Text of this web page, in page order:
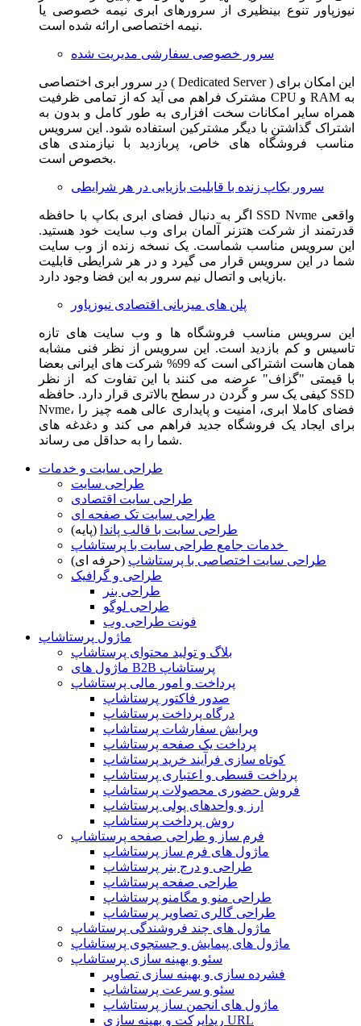
نیوزپاور تنوع بینظیری از سرورهای ابری نیمه خصوصی یا
نیمه اختصاصی ارائه شده است.
سرور خصوصی سفارشی مدیریت شده
در سرور ابری اختصاصی ( Dedicated Server ) این امکان برای
مشترک فراهم می آید که از تمامی ظرفیت CPU و RAM به
همراه سایر امکانات سخت افزاری به طور کامل و بدون به
اشتراک گذاشتن با دیگر مشترکین استفاده شود. این سرویس
مناسب فروشگاه های خاص، پربازدید با نیازمندی های
بخصوص است.
سرور بکاپ زنده با قابلیت بازیابی در هر شرایطی
اگر به دنبال فضای ابری بکاپ با حافظه SSD Nvme واقعی
قدرتمند از شرکت هتزنر آلمان برای وب سایت خود هستید.
این سرویس مناسب شماست. یک نسخه زنده از وب سایت
شما در این سرویس قرار می گیرد و در هر شرایطی قابلیت
بازیابی و اتصال نیم سرور به این فضا وجود دارد.
پلن های میزبانی اقتصادی نیوزپاور
این سرویس مناسب فروشگاه ها و وب سایت های تازه
تاسیس و کم بازدید است. این سرویس از نظر فنی مشابه
همان هاست اشتراکی است که 99% شرکت های ایرانی بعضا
با قیمتی "گزاف" عرضه می کنند با این تفاوت که از نظر
کیفی یک سر و گردن در سطح بالاتری قرار دارد. حافظه SSD
Nvme، فضای کاملا ابری، امنیت و پایداری عالی همه چیز را
برای ایجاد یک فروشگاه جدید فراهم می کند و دغدغه های
شما را به حداقل می رساند.
طراحی سایت و خدمات
طراحی سایت
طراحی سایت اقتصادی
طراحی سایت تک صفحه ای
طراحی سایت با قالب پاندا (پایه)
طراحی سایت اختصاصی با پرستاشاپ (حرفه ای)
طراحی و گرافیک
طراحی بنر
طراحی لوگو
فونت طراحی وب
ماژول پرستاشاپ
بلاگ و تولید محتوای پرستاشاپ
ماژول های B2B پرستاشاپ
پرداخت و امور مالی پرستاشاپ
صدور فاکتور پرستاشاپ
درگاه پرداخت پرستاشاپ
ویرایش سفارشات پرستاشاپ
پرداخت یک صفحه پرستاشاپ
کوتاه سازی فرآیند خرید پرستاشاپ
پرداخت قسطی و اعتباری پرستاشاپ
فروش حضوری محصولات پرستاشاپ
ارز و واحدهای پولی پرستاشاپ
روش پرداخت پرستاشاپ
فرم ساز و طراحی صفحه پرستاشاپ
ماژول های فرم ساز پرستاشاپ
طراحی و درج بنر پرستاشاپ
طراحی صفحه پرستاشاپ
طراحی منو و مگامنو پرستاشاپ
طراحی گالری تصاویر پرستاشاپ
ماژول های چند فروشندگی پرستاشاپ
ماژول های پیمایش و جستجوی پرستاشاپ
سئو و بهینه سازی پرستاشاپ
فشرده سازی و بهینه سازی تصاویر
سئو و سرعت پرستاشاپ
ماژول های انجمن ساز پرستاشاپ
ریدایرکت و بهینه سازی URL